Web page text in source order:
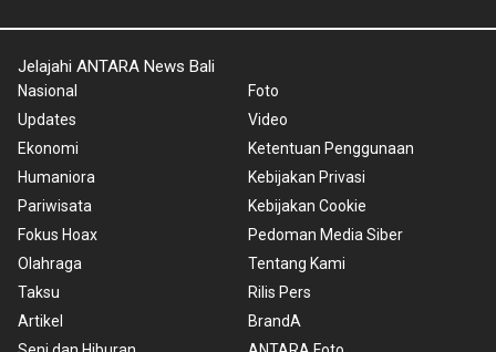
Jelajahi ANTARA News Bali
Nasional
Updates
Ekonomi
Humaniora
Pariwisata
Fokus Hoax
Olahraga
Taksu
Artikel
Foto
Video
Ketentuan Penggunaan
Kebijakan Privasi
Kebijakan Cookie
Pedoman Media Siber
Tentang Kami
Rilis Pers
BrandA